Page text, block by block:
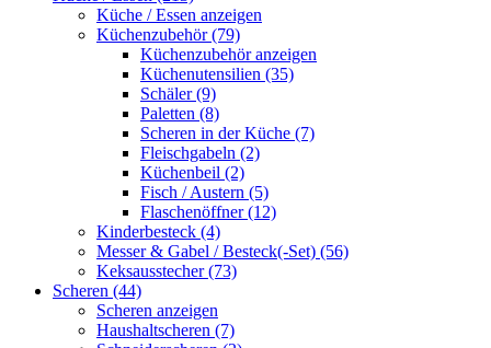
Küche / Essen anzeigen
Küchenzubehör (79)
Küchenzubehör anzeigen
Küchenutensilien (35)
Schäler (9)
Paletten (8)
Scheren in der Küche (7)
Fleischgabeln (2)
Küchenbeil (2)
Fisch / Austern (5)
Flaschenöffner (12)
Kinderbesteck (4)
Messer & Gabel / Besteck(-Set) (56)
Keksausstecher (73)
Scheren (44)
Scheren anzeigen
Haushaltscheren (7)